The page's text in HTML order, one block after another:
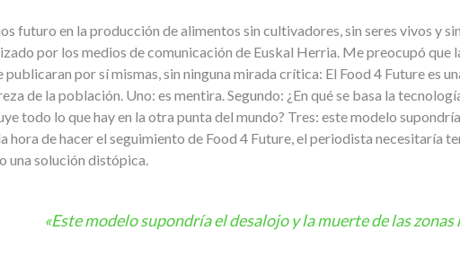
futuro en la producción de alimentos sin cultivadores, sin seres vivos y
por los medios de comunicación de Euskal Herria. Me preocupó que
publicaran por sí mismas, sin ninguna mirada crítica: El Food 4 Future es
de la población. Uno: es mentira. Segundo: ¿En qué se basa la
todo lo que hay en la otra punta del mundo? Tres: este modelo
hora de hacer el seguimiento de Food 4 Future, el periodista necesitaría
una solución distópica.
«Este modelo supondría el desalojo y la muerte de las zonas